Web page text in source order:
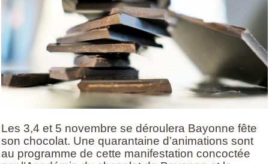
Les 3,4 et 5 novembre se déroulera Bayonne fête
son chocolat. Une quarantaine d’animations sont
au programme de cette manifestation concoctée